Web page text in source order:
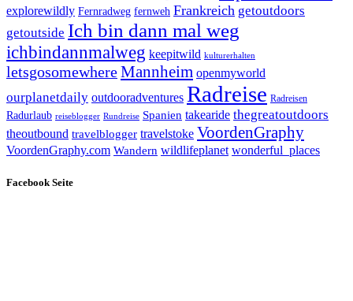
explorewildly Fernradweg fernweh Frankreich getoutdoors
getoutside Ich bin dann mal weg
ichbindannmalweg keepitwild kulturerhalten
letsgosomewhereMannheim openmyworld
ourplanetdaily outdooradventures Radreise Radreisen
Radurlaub reiseblogger Rundreise Spanien takearide thegreatoutdoors
theoutbound travelblogger travelstoke VoordenGraphy
VoordenGraphy.com Wandern wildlifeplanet wonderful_places
Facebook Seite